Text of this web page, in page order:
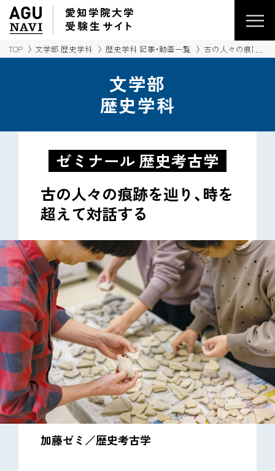
愛知学院大学
受験生 サイ ト
TOP 文学部 歴史学科 歴史学科 記事・動画一覧 古の人々の痕跡を
文学部
歴史学科
ゼミナール 歴史考古学
古の人々の痕跡を辿り、時を
超えて対話する
加藤ゼミ／歴史考古学